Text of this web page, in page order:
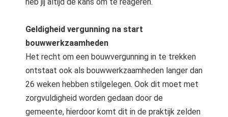
Geldigheid vergunning na start
bouwwerkzaamheden
Het recht om een bouwvergunning in te trekken
ontstaat ook als bouwwerkzaamheden langer dan
26 weken hebben stilgelegen. Ook dit moet met
zorgvuldigheid worden gedaan door de
gemeente, hierdoor komt dit in de praktijk zelden